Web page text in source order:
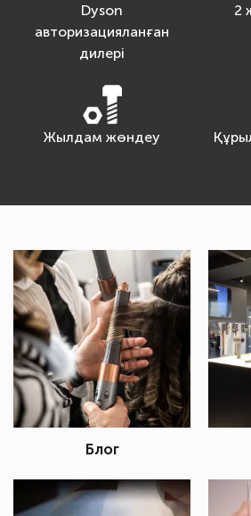
Dyson
авторизацияланған
дилері
2
Жылдам жөндеу
Блог